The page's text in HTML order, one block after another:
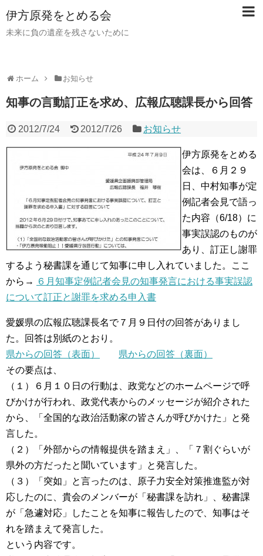
伊方原発をとめる会
未来に負の遺産を残さないために
ホーム お知らせ
知事の言動訂正を求め、広報広聴課長から回答
2012/7/24 2012/7/26 お知らせ
伊方原発をとめる
会は、６月２９
日、中村知事が定
例記者会見で語っ
た内容（6/18）に
事実誤認のものが
あり、訂正し謝罪
するよう秘書課を通じて知事に申し入れていました。ここ
から→
６月知事定例記者会見の知事発言における事実誤認
について訂正と謝罪を求める申入書
愛媛県の広報広聴課長名で７月９日付の回答がありまし
た。回答は別紙のとおり。
県からの回答（表面）
県からの回答（裏面）
その要点は、
（１）６月１０日の行動は、政党などのホームページで呼
びかけが行われ、政党代表からのメッセージが紹介された
から、「全国的な政治活動家の皆さんが呼びかけた」と発
言した。
（２）「外部からの情報提供を踏まえ」、「７割ぐらいが
県外の方だったと聞いています」と発言した。
（３）「突如」と言ったのは、原子力安全対策推進監が対
応したのに、貴会のメンバーが「秘書課を訪れ」、秘書課
が「急遽対応」したことを知事に報告したので、知事はそ
れを踏まえて発言した。
という内容です。